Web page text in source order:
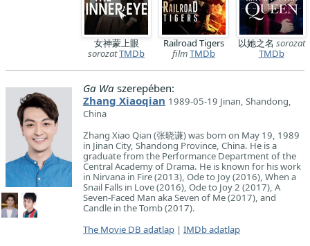
女神蒙上眼
sorozatTMDb
Railroad Tigers
filmTMDb
以她之名 sorozat
TMDb
Ga Wa szerepében:
Zhang Xiaoqian 1989-05-19 Jinan, Shandong,
China
Zhang Xiao Qian (张晓谦) was born on May 19, 1989
in Jinan City, Shandong Province, China. He is a
graduate from the Performance Department of the
Central Academy of Drama. He is known for his work
in Nirvana in Fire (2013), Ode to Joy (2016), When a
Snail Falls in Love (2016), Ode to Joy 2 (2017), A
Seven-Faced Man aka Seven of Me (2017), and
Candle in the Tomb (2017).
The Movie DB adatlap | IMDb adatlap